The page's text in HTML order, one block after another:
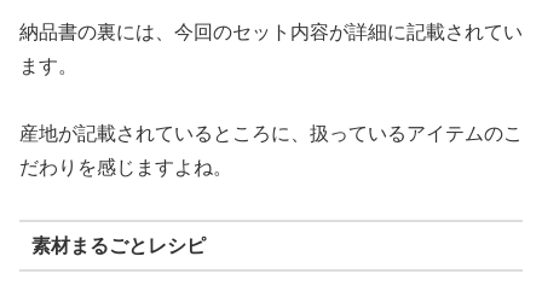
納品書の裏には、今回のセット内容が詳細に記載されてい
ます。
産地が記載されているところに、扱っているアイテムのこ
だわりを感じますよね。
素材まるごとレシピ